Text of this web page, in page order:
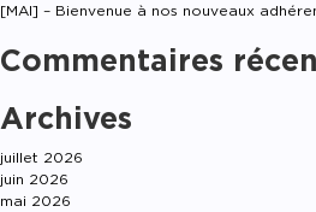
[MAI] – Bienvenue à nos nouveaux
Commentaires
Archives
juillet 2026
juin 2026
mai 2026